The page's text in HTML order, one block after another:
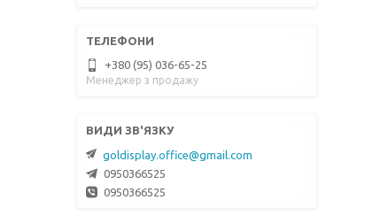
+380 (95) 036-65-25
Менеджер з продажу
goldisplay.office@gmail.com
0950366525
0950366525